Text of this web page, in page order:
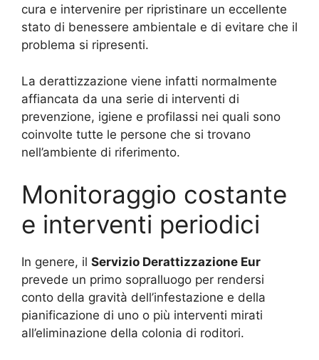
cura e intervenire per ripristinare un eccellente
stato di benessere ambientale e di evitare che il
problema si ripresenti.
La derattizzazione viene infatti normalmente
affiancata da una serie di interventi di
prevenzione, igiene e profilassi nei quali sono
coinvolte tutte le persone che si trovano
nell’ambiente di riferimento.
Monitoraggio costante
e interventi periodici
In genere, il Servizio Derattizzazione Eur
prevede un primo sopralluogo per rendersi
conto della gravità dell’infestazione e della
pianificazione di uno o più interventi mirati
all’eliminazione della colonia di roditori.